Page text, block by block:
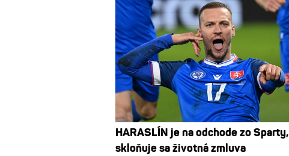
HARASLÍN je na odchode zo Sparty,
skloňuje sa životná zmluva